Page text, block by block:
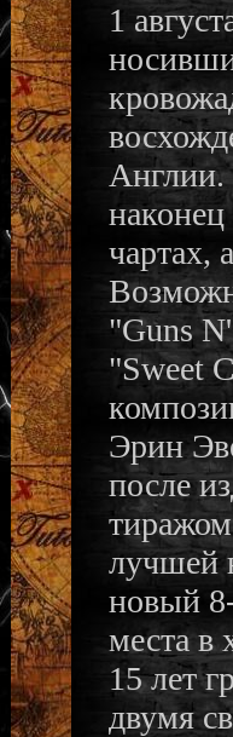
1
Англии.
чартах,
"Guns
"Sweet
Эрин
после
лучшей
новый
места в
15 лет
двумя